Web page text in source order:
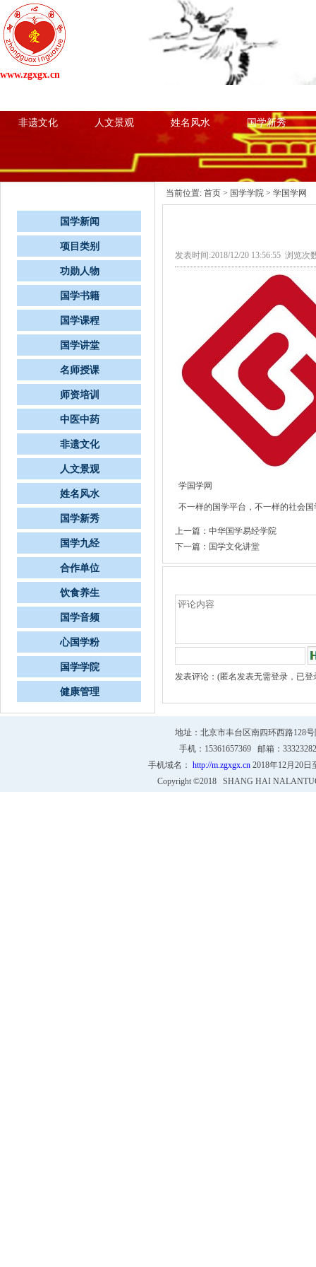
非遗文化 人文景观 姓名风水 国学新秀
www.zgxgx.cn
国学新闻
项目类别
功勋人物
国学书籍
国学课程
国学讲堂
名师授课
师资培训
中医中药
非遗文化
人文景观
姓名风水
国学新秀
国学九经
合作单位
饮食养生
国学音频
心国学粉
国学学院
健康管理
当前位置: 首页 > 国学学院 > 学国学网
发表时间:2018/12/20 13:56:55 浏览次
学国学网
不一样的国学平台，不一样的社会国
上一篇： 中华国学易经学院
下一篇： 国学文化讲堂
发表评论：(匿名发表无需登录，已
地址：北京市丰台区南四环西路128
手机：15361657369 邮箱：
手机域名： http://m.zgxgx.cn 2018年12月20
Copyright ©2018 SHANG HAI